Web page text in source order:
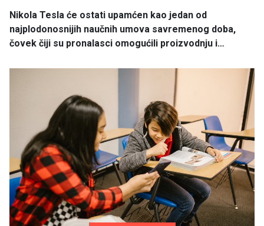
Nikola Tesla će ostati upamćen kao jedan od
najplodonosnijih naučnih umova savremenog doba,
čovek čiji su pronalasci omogućili proizvodnju i…